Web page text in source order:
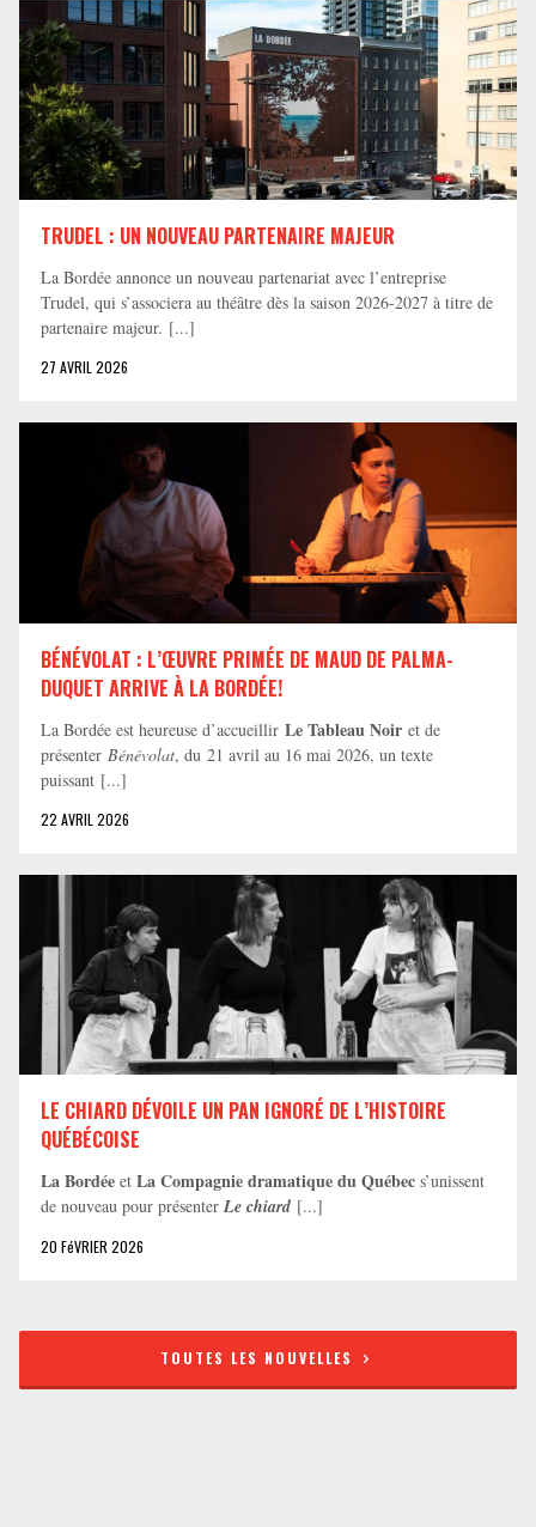
TRUDEL : UN NOUVEAU PARTENAIRE MAJEUR
La Bordée annonce un nouveau partenariat avec l’entreprise
Trudel, qui s’associera au théâtre dès la saison 2026-2027 à titre de
partenaire majeur. [...]
27 AVRIL 2026
BÉNÉVOLAT : L’ŒUVRE PRIMÉE DE MAUD DE PALMA-
DUQUET ARRIVE À LA BORDÉE!
La Bordée est heureuse d’accueillir Le Tableau Noir et de
présenter Bénévolat, du 21 avril au 16 mai 2026, un texte
puissant [...]
22 AVRIL 2026
LE CHIARD DÉVOILE UN PAN IGNORÉ DE L’HISTOIRE
QUÉBÉCOISE
La Bordée et La Compagnie dramatique du Québec s’unissent
de nouveau pour présenter Le chiard [...]
20 FéVRIER 2026
TOUTES LES NOUVELLES